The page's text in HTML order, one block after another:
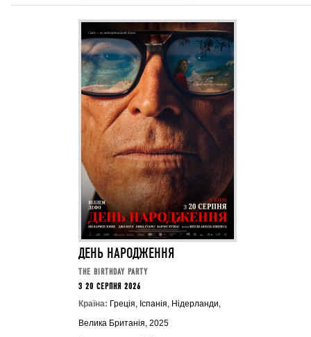
ДЕНЬ НАРОДЖЕННЯ
THE BIRTHDAY PARTY
З 20 СЕРПНЯ 2026
Країна: Греція, Іспанія, Нідерланди,
Велика Британія, 2025